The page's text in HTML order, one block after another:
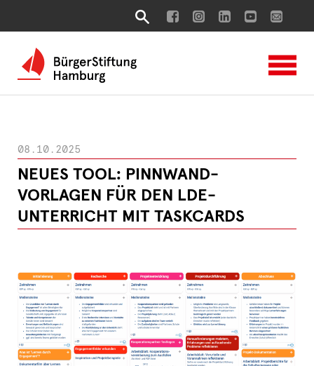
08.10.2025
NEUES TOOL: PINNWAND-
VORLAGEN FÜR DEN LDE-
UNTERRICHT MIT TASKCARDS